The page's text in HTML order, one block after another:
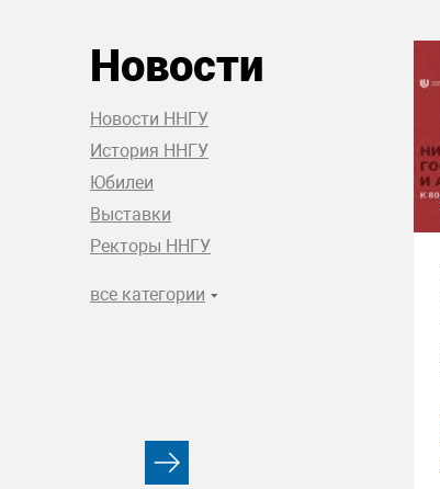
Новости
Новости ННГУ
История ННГУ
Юбилеи
Выставки
Ректоры ННГУ
все категории